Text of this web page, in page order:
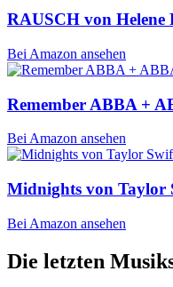
RAUSCH von Helene
Bei Amazon ansehen
Remember ABBA +
Bei Amazon ansehen
Midnights von Taylor
Bei Amazon ansehen
Die letzten